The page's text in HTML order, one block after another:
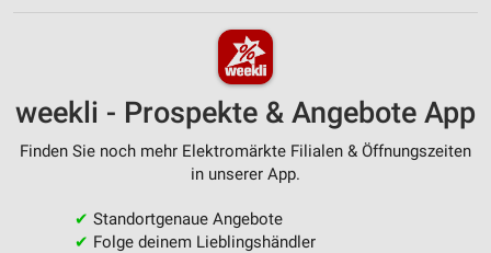
weekli - Prospekte & Angebote App
Finden Sie noch mehr Elektromärkte Filialen & Öffnungszeiten
in unserer App.
✔ Standortgenaue Angebote
✔ Folge deinem Lieblingshändler